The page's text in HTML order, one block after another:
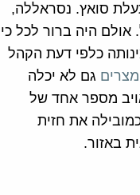
סואץ. נסראללה,
היה ברור לכל כי
כלפי דעת הקהל
מצרים גם לא יכלה
מספר אחד של
את חזית
באזור.